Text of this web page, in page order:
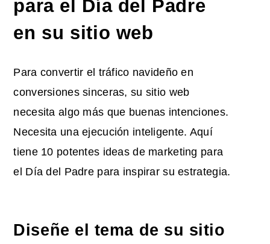
para el Día del Padre
en su sitio web
Para convertir el tráfico navideño en
conversiones sinceras, su sitio web
necesita algo más que buenas intenciones.
Necesita una ejecución inteligente. Aquí
tiene 10 potentes ideas de marketing para
el Día del Padre para inspirar su estrategia.
Diseñe el tema de su sitio